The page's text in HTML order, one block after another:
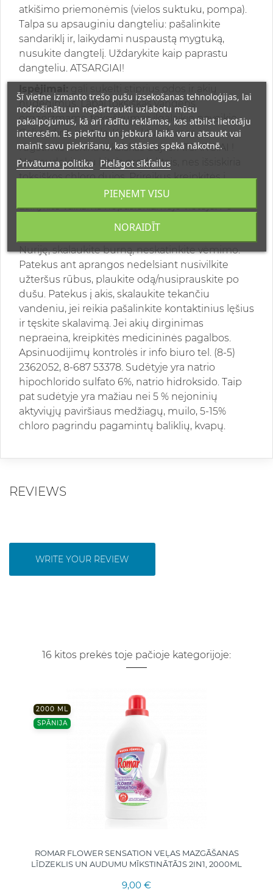
atkišimo priemonėmis (vielos suktuku, pompa).
Talpa su apsauginiu dangteliu: pašalinkite
sandariklį ir, laikydami nuspaustą mygtuką,
nusukite dangtelį. Uždarykite kaip paprastu
dangteliu. ATSARGIAI!
nudegimus. Labai toksiškas vandens
organizmams, toksiškumas ilgalaikio poveikio.
Gali ėsdinti metalą. Kontaktuodamas su
rūgštimis išskiria toksiškas dujas. ATSARGIAI !
Nenaudokite su kitais produktais, nes išsiskiria
toksiškos chloro dujos. Prireikus kreipkitės į
gydytoją, turėkite pakuotę arba produkto etiketę.
Laikykite vaikams nepasiekiamoje vietoje. Po
naudojimo kruopščiai nusiplaukite rankas.
Nuriję, skalaukite burną, neskatinkite vėmimo.
Patekus ant aprangos nedelsiant nusivilkite
užteršus rūbus, plaukite odą/nusiprauskite po
dušu. Patekus į akis, skalaukite tekančiu
vandeniu, jei reikia pašalinkite kontaktinius lęšius
ir tęskite skalavimą. Jei akių dirginimas
nepraeina, kreipkitės medicininės pagalbos.
Apsinuodijimų kontrolės ir info biuro tel. (8-5)
2362052, 8-687 53378. Sudėtyje yra natrio
hipochlorido sulfato 6%, natrio hidroksido. Taip
pat sudėtyje yra mažiau nei 5 % nejoninių
aktyviųjų paviršiaus medžiagų, muilo, 5-15%
chloro pagrindu pagamintų baliklių, kvapų.
REVIEWS
WRITE YOUR REVIEW
16 kitos prekės toje pačioje kategorijoje:
2000 ML
SPĀNIJA
ROMAR FLOWER SENSATION VEĻAS MAZGĀŠANAS
LĪDZEKLIS UN AUDUMU MĪKSTINĀTĀJS 2IN1, 2000ML
9,00 €
Šī vietne izmanto trešo pušu izsekošanas tehnoloģijas, lai
nodrošinātu un nepārtraukti uzlabotu mūsu
pakalpojumus, kā arī rādītu reklāmas, kas atbilst lietotāju
interesēm. Es piekrītu un jebkurā laikā varu atsaukt vai
mainīt savu piekrišanu, kas stāsies spēkā nākotnē.
Privātuma politika Pielāgot sīkfailus
NORAIDĪT
PIEŅEMT VISU